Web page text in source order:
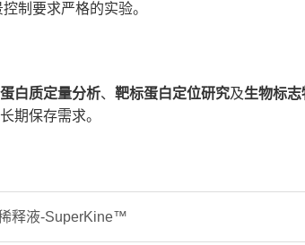
制要求严格的实验。
蛋白质定量分析、 靶标蛋白定位研究及生物标
期保存需求。
释液-SuperKine™